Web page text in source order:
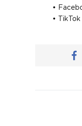
•
• TikTok